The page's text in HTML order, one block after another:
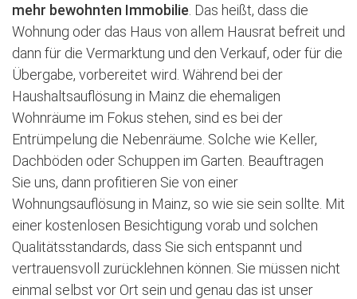
mehr bewohnten Immobilie . Das heißt, dass die
Wohnung oder das Haus von allem Hausrat befreit und
dann für die Vermarktung und den Verkauf, oder für die
Übergabe, vorbereitet wird. Während bei der
Haushaltsauflösung in Mainz die ehemaligen
Wohnräume im Fokus stehen, sind es bei der
Entrümpelung die Nebenräume. Solche wie Keller,
Dachböden oder Schuppen im Garten. Beauftragen
Sie uns, dann profitieren Sie von einer
Wohnungsauflösung in Mainz, so wie sie sein sollte. Mit
einer kostenlosen Besichtigung vorab und solchen
Qualitätsstandards, dass Sie sich entspannt und
vertrauensvoll zurücklehnen können. Sie müssen nicht
einmal selbst vor Ort sein und genau das ist unser